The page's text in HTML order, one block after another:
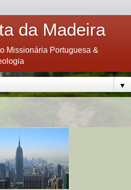
da Madeira
Missionária Portuguesa &
▼